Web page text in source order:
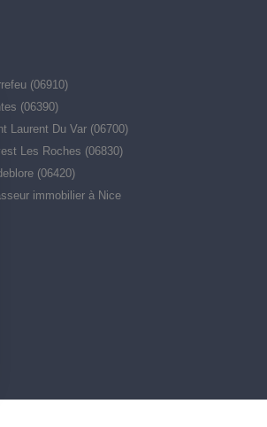
(06910)
(06390)
Laurent Du Var (06700)
Les Roches (06830)
(06420)
immobilier à Nice